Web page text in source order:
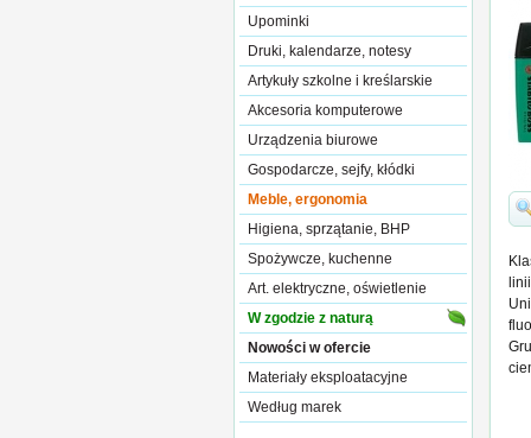
Upominki
Druki, kalendarze, notesy
Artykuły szkolne i kreślarskie
Akcesoria komputerowe
Urządzenia biurowe
Gospodarcze, sejfy, kłódki
Meble, ergonomia
Higiena, sprzątanie, BHP
Spożywcze, kuchenne
Art. elektryczne, oświetlenie
W zgodzie z naturą
Nowości w ofercie
Materiały eksploatacyjne
Według marek